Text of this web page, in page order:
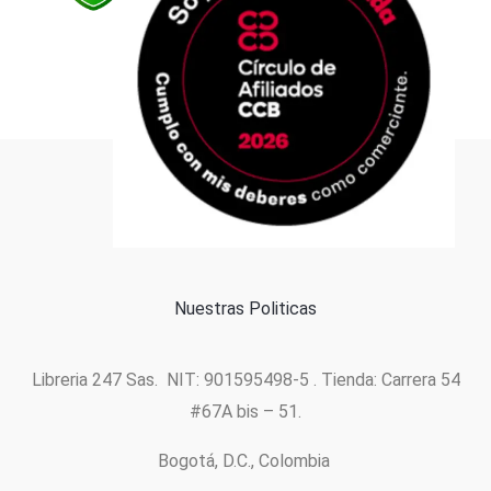
Formas de pago
Nuestras Politicas
Libreria 247 Sas. NIT: 901595498-5 . Tienda: Carrera 54
#67A bis – 51.
Bogotá, D.C., Colombia